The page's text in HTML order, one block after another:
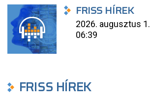
FRISS HÍREK
2026. augusztus 1.
06:39
FRISS HÍREK